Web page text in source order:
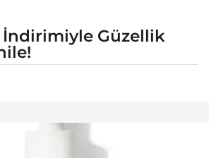
İndirimiyle Güzellik